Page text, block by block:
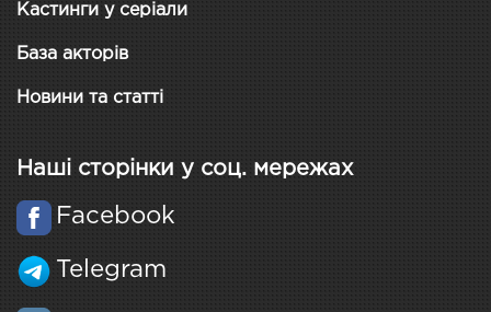
Кастинги у серіали
База акторів
Новини та статті
Наші сторінки у соц. мережах
Facebook
Telegram